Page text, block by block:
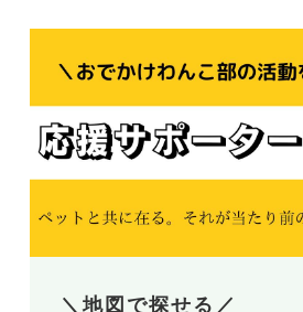
＼地図で探せる／